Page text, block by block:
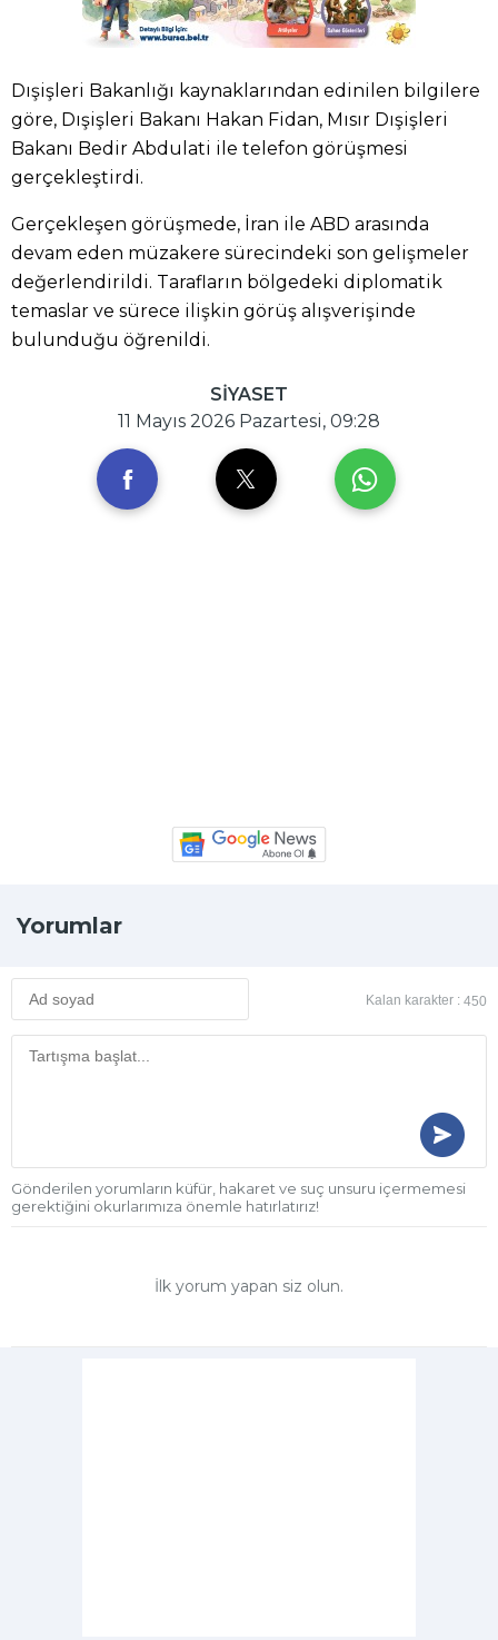
Dışişleri Bakanlığı kaynaklarından edinilen bilgilere
göre, Dışişleri Bakanı Hakan Fidan, Mısır Dışişleri
Bakanı Bedir Abdulati ile telefon görüşmesi
gerçekleştirdi.
Gerçekleşen görüşmede, İran ile ABD arasında
devam eden müzakere sürecindeki son gelişmeler
değerlendirildi. Tarafların bölgedeki diplomatik
temaslar ve sürece ilişkin görüş alışverişinde
bulunduğu öğrenildi.
SİYASET
11 Mayıs 2026 Pazartesi, 09:28
Yorumlar
Kalan karakter : 450
Gönderilen yorumların küfür, hakaret ve suç unsuru içermemesi
gerektiğini okurlarımıza önemle hatırlatırız!
İlk yorum yapan siz olun.